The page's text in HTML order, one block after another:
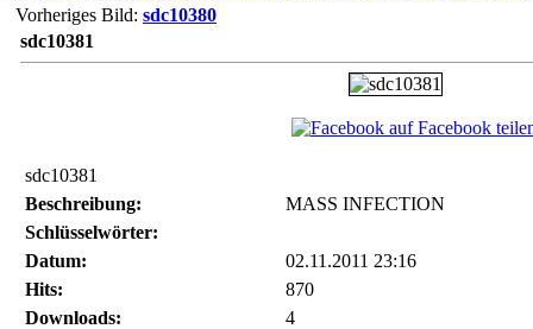
Vorheriges Bild: sdc10380
sdc10381
auf Facebook
sdc10381
Beschreibung:
MASS INFECTION
Schlüsselwörter:
Datum:
02.11.2011 23:16
Hits:
870
Downloads:
4